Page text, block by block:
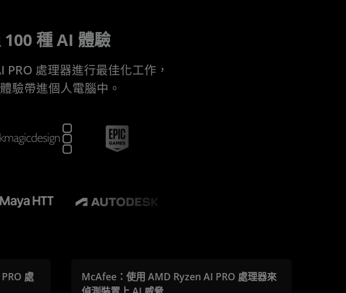
種 AI 體驗
處理器進行最佳化工作，
驗帶進個人電腦中。
處
McAfee：使用 AMD Ryzen AI PRO 處理器來